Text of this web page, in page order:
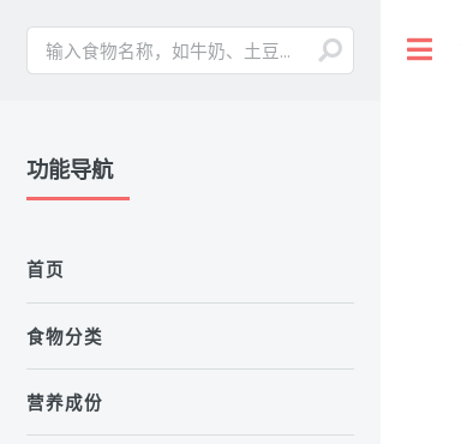
功能导航
首页
食物分类
营养成份